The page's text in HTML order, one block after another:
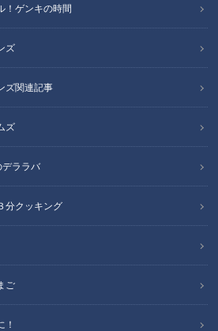
！ゲンキの時間
ズ
ズ関連記事
ズ
ララバ
分クッキング
ご
！
』2022年」提供： 株式会社ア